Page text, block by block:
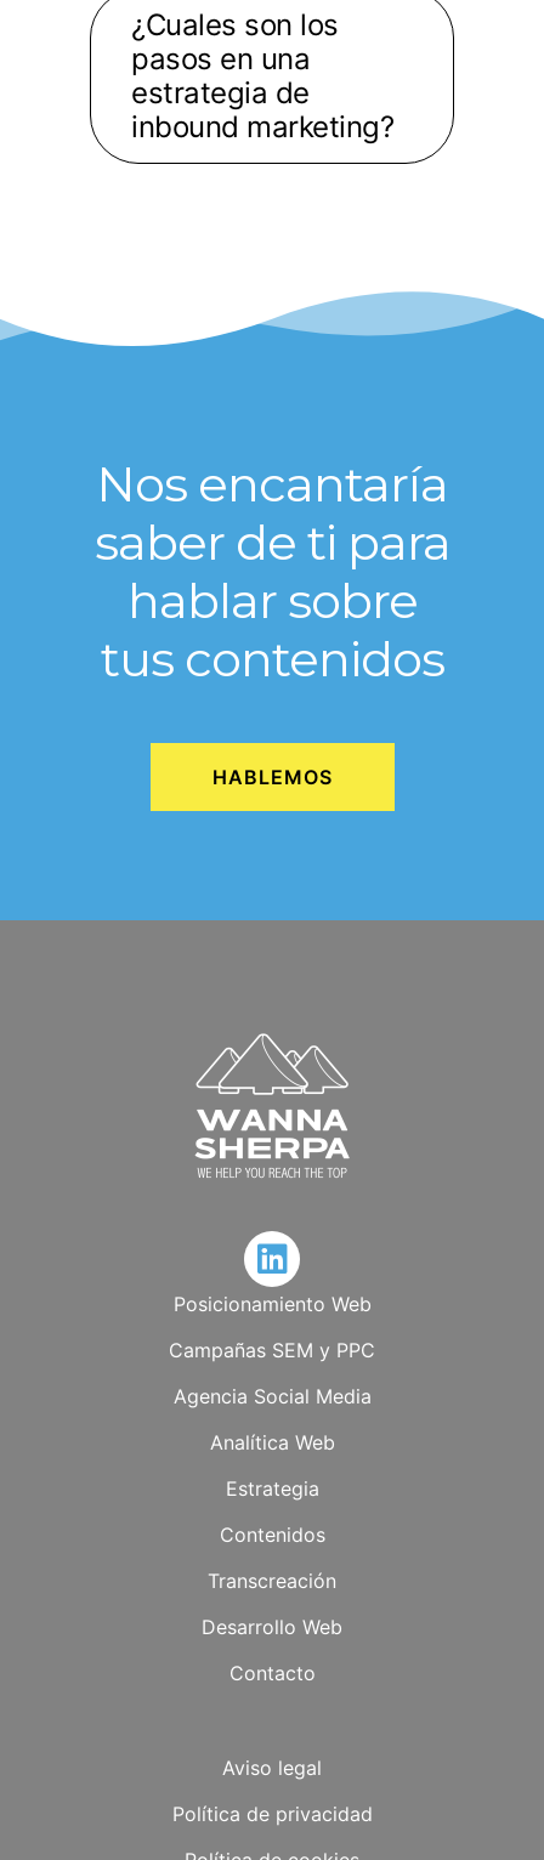
¿Cuales son los
pasos en una
estrategia de
inbound marketing?
Nos encantaría
saber de ti para
hablar sobre
tus contenidos
HABLEMOS
Posicionamiento Web
Campañas SEM y PPC
Agencia Social Media
Analítica Web
Estrategia
Contenidos
Transcreación
Desarrollo Web
Contacto
Aviso legal
Política de privacidad